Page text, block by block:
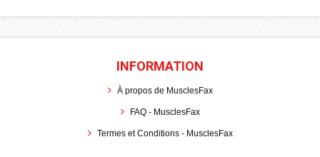
INFORMATION
À propos de MusclesFax
FAQ - MusclesFax
Termes et Conditions - MusclesFax